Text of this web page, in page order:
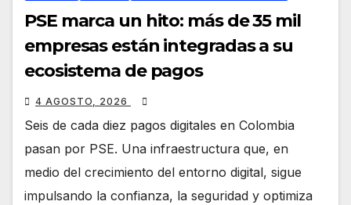
PSE marca un hito: más de 35 mil
empresas están integradas a su
ecosistema de pagos
4 AGOSTO, 2026
Seis de cada diez pagos digitales en Colombia
pasan por PSE. Una infraestructura que, en
medio del crecimiento del entorno digital, sigue
impulsando la confianza, la seguridad y optimiza